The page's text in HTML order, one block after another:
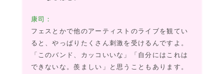
康司：
フェスとかで他のアーティストのライブを観てい
ると、やっぱりたくさん刺激を受けるんですよ。
「このバンド、カッコいいな」「自分にはこれは
できないな。羨ましい」と思うこともあります。